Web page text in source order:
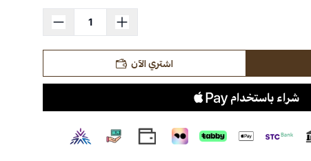
اشتري الآن